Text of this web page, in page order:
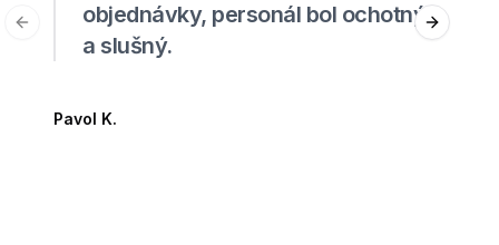
objednávky, personál bol ochotný
a slušný.
Pavol K.
Previous slide Next